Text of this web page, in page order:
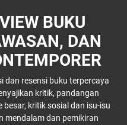
BUKU
DAN
dan resensi buku terpercaya
kritik, pandangan
kritik sosial dan isu-isu
mendalam dan pemikiran